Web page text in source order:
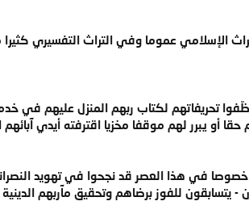
الإسلامي عموما وفي التراث التفسيري كثيرا
تحريفاتهم لكتاب ربهم المنزل عليهم في
يبرر لهم موقفا مخزيا اقترفته أيدي آبائهم
في هذا العصر قد نجحوا في تهويد
للفوز برضاهم وتحقيق مآربهم